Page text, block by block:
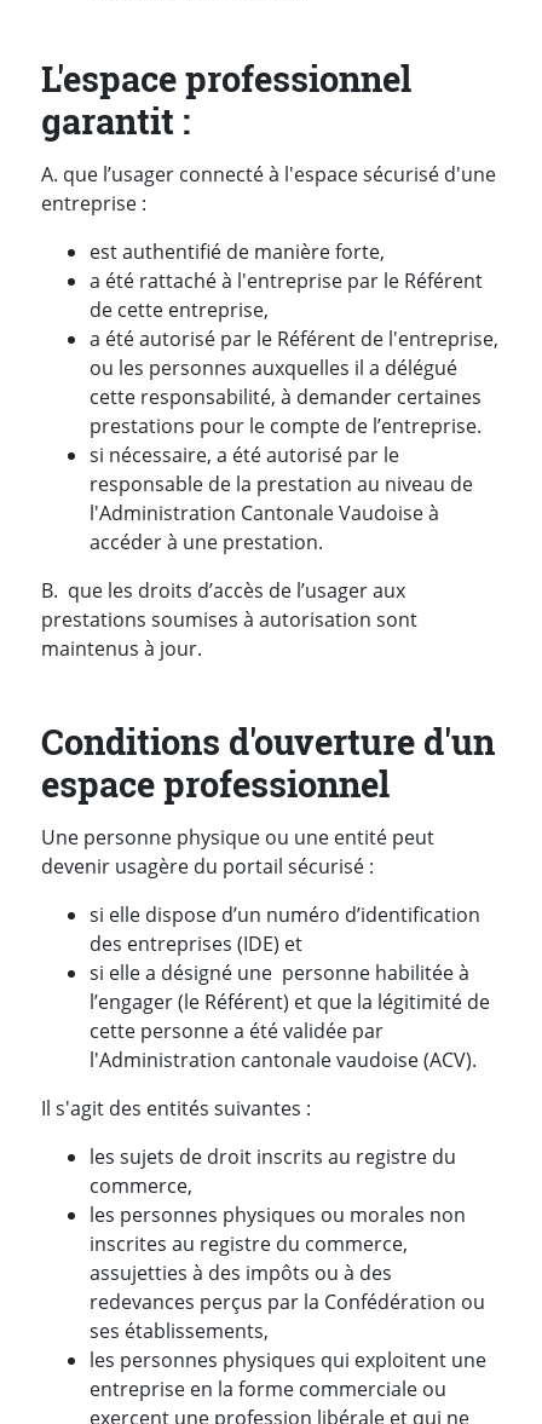
L'espace professionnel
garantit :
A. que l’usager connecté à l'espace sécurisé d'une
entreprise :
est authentifié de manière forte,
a été rattaché à l'entreprise par le Référent
de cette entreprise,
a été autorisé par le Référent de l'entreprise,
ou les personnes auxquelles il a délégué
cette responsabilité, à demander certaines
prestations pour le compte de l’entreprise.
si nécessaire, a été autorisé par le
responsable de la prestation au niveau de
l'Administration Cantonale Vaudoise à
accéder à une prestation.
B. que les droits d’accès de l’usager aux
prestations soumises à autorisation sont
maintenus à jour.
Conditions d'ouverture d'un
espace professionnel
Une personne physique ou une entité peut
devenir usagère du portail sécurisé :
si elle dispose d’un numéro d’identification
des entreprises (IDE) et
si elle a désigné une personne habilitée à
l’engager (le Référent) et que la légitimité de
cette personne a été validée par
l'Administration cantonale vaudoise (ACV).
Il s'agit des entités suivantes :
les sujets de droit inscrits au registre du
commerce,
les personnes physiques ou morales non
inscrites au registre du commerce,
assujetties à des impôts ou à des
redevances perçus par la Confédération ou
ses établissements,
les personnes physiques qui exploitent une
entreprise en la forme commerciale ou
exercent une profession libérale et qui ne